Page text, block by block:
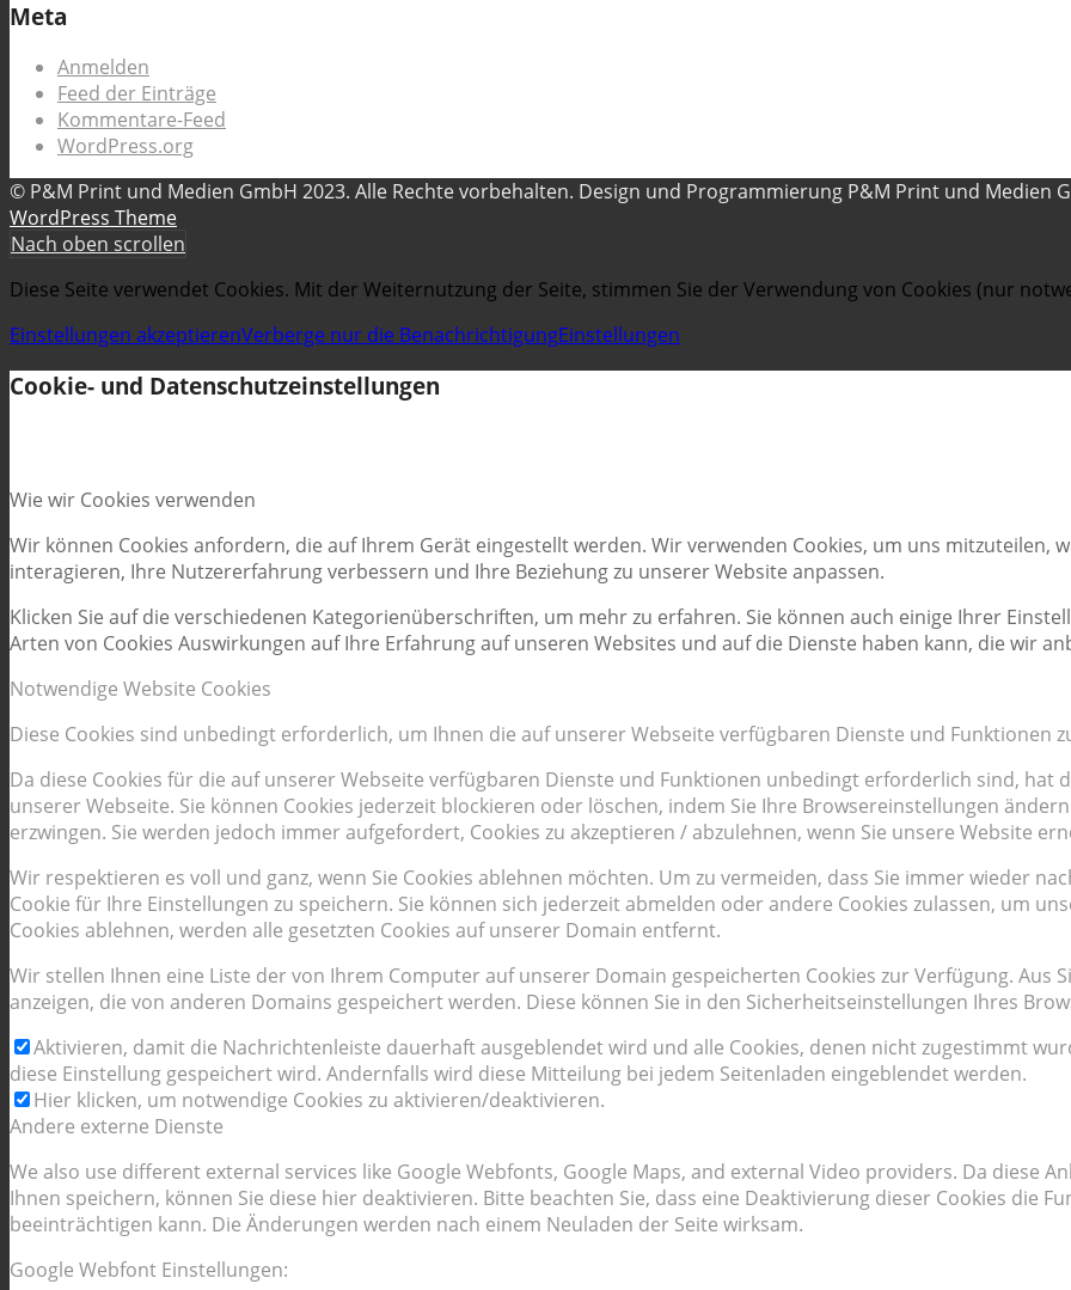
Meta
Anmelden
Feed der Einträge
Kommentare-Feed
WordPress.org
© P&M Print und Medien GmbH 2023. Alle Rechte vorbehalten. Design und Programmierung P&M Print und Medien
WordPress Theme
Nach oben scrollen
Diese Seite verwendet Cookies. Mit der Weiternutzung der Seite, stimmen Sie der Verwendung von Cookies (nur
Einstellungen akzeptierenVerberge nur die BenachrichtigungEinstellungen
Cookie- und Datenschutzeinstellungen
Wie wir Cookies verwenden
Wir können Cookies anfordern, die auf Ihrem Gerät eingestellt werden. Wir verwenden Cookies, um uns mitzuteilen,
interagieren, Ihre Nutzererfahrung verbessern und Ihre Beziehung zu unserer Website anpassen.
Klicken Sie auf die verschiedenen Kategorienüberschriften, um mehr zu erfahren. Sie können auch einige Ihrer
Arten von Cookies Auswirkungen auf Ihre Erfahrung auf unseren Websites und auf die Dienste haben kann, die wir
Notwendige Website Cookies
Diese Cookies sind unbedingt erforderlich, um Ihnen die auf unserer Webseite verfügbaren Dienste und Funktionen
Da diese Cookies für die auf unserer Webseite verfügbaren Dienste und Funktionen unbedingt erforderlich sind, hat
unserer Webseite. Sie können Cookies jederzeit blockieren oder löschen, indem Sie Ihre Browsereinstellungen
erzwingen. Sie werden jedoch immer aufgefordert, Cookies zu akzeptieren / abzulehnen, wenn Sie unsere Website
Wir respektieren es voll und ganz, wenn Sie Cookies ablehnen möchten. Um zu vermeiden, dass Sie immer wieder
Cookie für Ihre Einstellungen zu speichern. Sie können sich jederzeit abmelden oder andere Cookies zulassen, um
Cookies ablehnen, werden alle gesetzten Cookies auf unserer Domain entfernt.
Wir stellen Ihnen eine Liste der von Ihrem Computer auf unserer Domain gespeicherten Cookies zur Verfügung. Aus
anzeigen, die von anderen Domains gespeichert werden. Diese können Sie in den Sicherheitseinstellungen Ihres
Aktivieren, damit die Nachrichtenleiste dauerhaft ausgeblendet wird und alle Cookies, denen nicht zugestimmt
diese Einstellung gespeichert wird. Andernfalls wird diese Mitteilung bei jedem Seitenladen eingeblendet werden.
Hier klicken, um notwendige Cookies zu aktivieren/deaktivieren.
Andere externe Dienste
We also use different external services like Google Webfonts, Google Maps, and external Video providers. Da diese
Ihnen speichern, können Sie diese hier deaktivieren. Bitte beachten Sie, dass eine Deaktivierung dieser Cookies die
beeinträchtigen kann. Die Änderungen werden nach einem Neuladen der Seite wirksam.
Google Webfont Einstellungen: